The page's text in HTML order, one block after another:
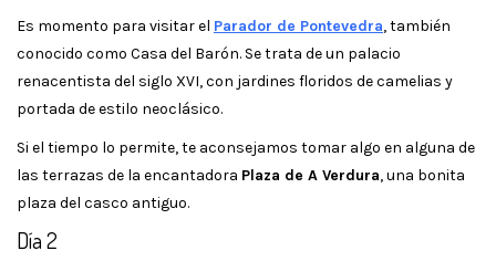
Es momento para visitar el Parador de Pontevedra, también
conocido como Casa del Barón. Se trata de un palacio
renacentista del siglo XVI, con jardines floridos de camelias y
portada de estilo neoclásico.
Si el tiempo lo permite, te aconsejamos tomar algo en alguna de
las terrazas de la encantadora Plaza de A Verdura, una bonita
plaza del casco antiguo.
Día 2